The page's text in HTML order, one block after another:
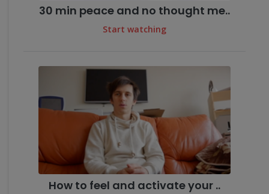
30 min peace and no thought me..
Start watching
How to feel and activate your ..